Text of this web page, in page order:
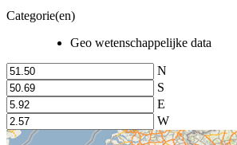
Categorie(en)
Geo wetenschappelijke data
N
S
E
W